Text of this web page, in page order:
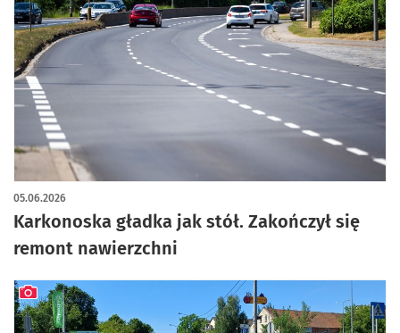
Karkonoska gładka jak stół. Zakończył się
remont nawierzchni
05.06.2026
artykuł z galerią zdjęć